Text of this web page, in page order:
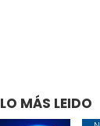
LO MÁS LEIDO